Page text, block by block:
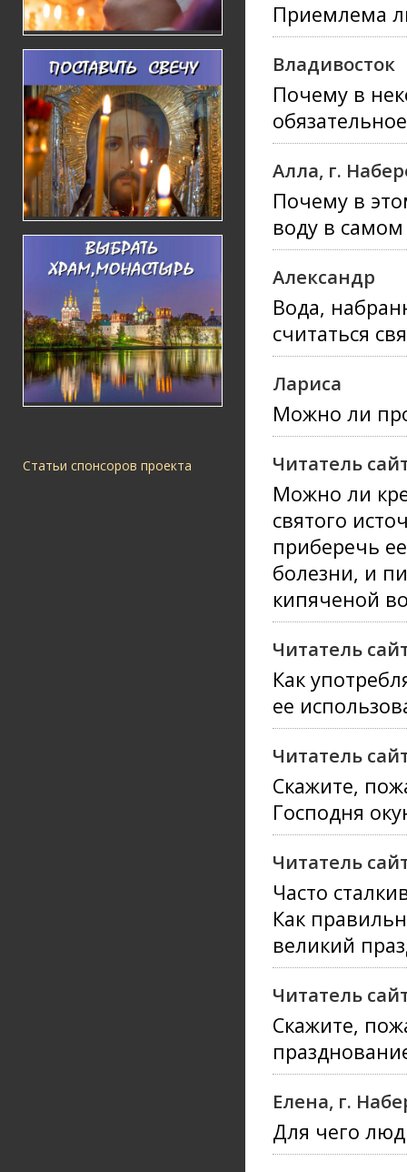
Статьи спонсоров проекта
Приемлема
Владивосток
Почему в
Алла, г.
Почему в
воду в
Александр
Вода,
считаться
Лариса
Можно ли
Читатель
Можно ли
святого
приберечь
болезни, и
кипяченой
Читатель
Как
ее
Читатель
Скажите,
Господня
Читатель
Часто
Как
великий
Читатель
Скажите,
Елена, г.
Для чего